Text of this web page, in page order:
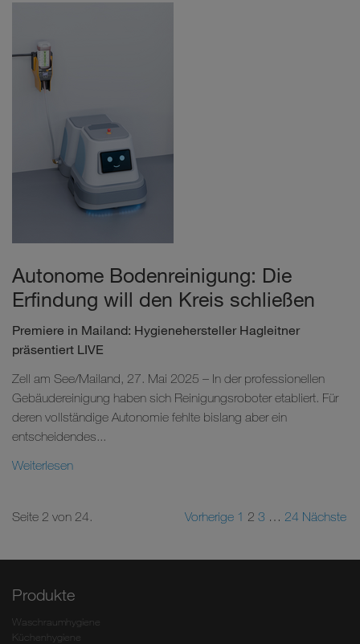
Autonome Bodenreinigung: Die
Erfindung will den Kreis schließen
Premiere in Mailand: Hygienehersteller Hagleitner
präsentiert LIVE
Zell am See/Mailand, 27. Mai 2025 – In der professionellen
Gebäudereinigung haben sich Reinigungsroboter etabliert. Für
deren vollständige Autonomie fehlte bislang aber ein
entscheidendes...
Weiterlesen
Seite 2 von 24. Vorherige 1 2 3 … 24 Nächste
Produkte
Waschraumhygiene
Küchenhygiene